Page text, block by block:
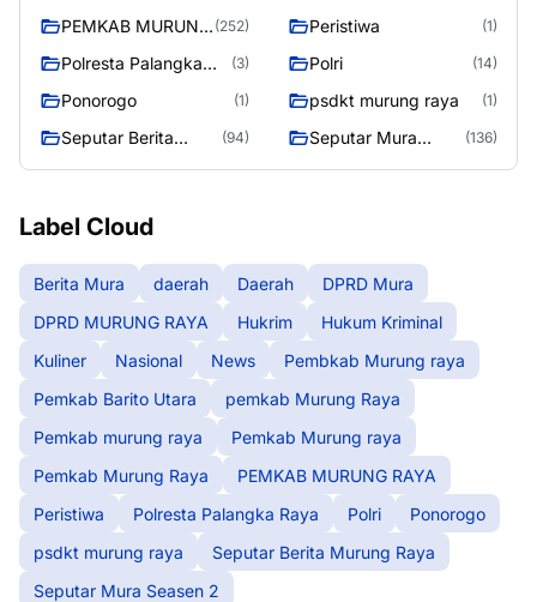
PEMKAB MURUNG (252) Peristiwa (1)
Polresta Palangka
(3) Polri (14)
Ponorogo (1) psdkt murung raya (1)
Seputar Berita
(94)
Seputar Mura
(136)
Label Cloud
Berita Mura daerah Daerah
DPRD Mura
DPRD MURUNG RAYA
Hukrim
Hukum Kriminal
Kuliner
Nasional News
Pembkab Murung raya
Pemkab Barito Utara
pemkab Murung Raya
Pemkab murung raya
Pemkab Murung raya
Pemkab Murung Raya
PEMKAB MURUNG RAYA
Peristiwa
Polresta Palangka Raya Polri
Ponorogo
psdkt murung raya
Seputar Berita Murung Raya
Seputar Mura Seasen 2